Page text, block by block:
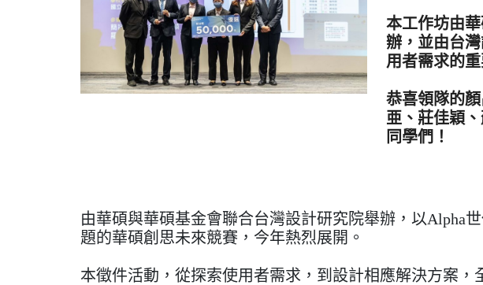
本工作坊由
辦，並由台
用者需求的
恭喜領隊的
亜、莊佳穎
同學們！
由華碩與華碩基金會聯合台灣設計研究院舉辦，以Alpha
題的華碩創思未來競賽，今年熱烈展開。
本徵件活動，從探索使用者需求，到設計相應解決方案，